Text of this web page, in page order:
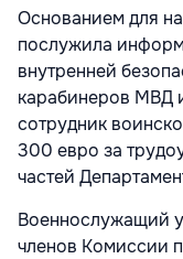
Основанием для
послужила
внутренней
карабинеров МВД
сотрудник
300 евро за
частей
Военнослужащий
членов Комиссии